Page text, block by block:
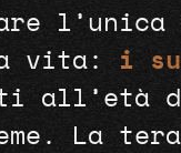
l’unica
vita:
i
all’età
La